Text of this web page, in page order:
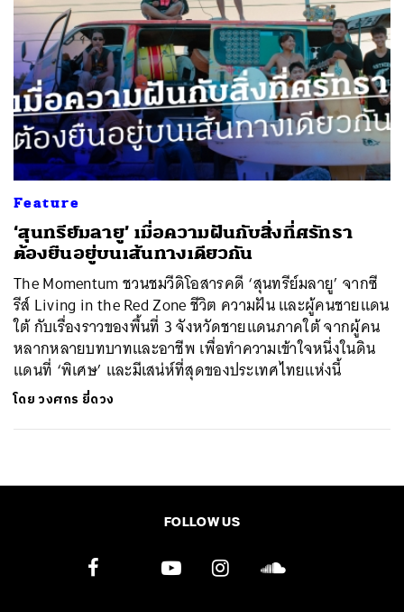
Feature
‘สุนทรีย์มลายู’ เมื่อความฝันกับสิ่งที่ศรัทธา
ต้องยืนอยู่บนเส้นทางเดียวกัน
The Momentum ชวนชมวีดิโอสารคดี ‘สุนทรีย์มลายู’ จากซี
รีส์ Living in the Red Zone ชีวิต ความฝัน และผู้คนชายแดน
ใต้ กับเรื่องราวของพื้นที่ 3 จังหวัดชายแดนภาคใต้ จากผู้คน
หลากหลายบทบาทและอาชีพ เพื่อทำความเข้าใจหนึ่งในดิน
แดนที่ ‘พิเศษ’ และมีเสน่ห์ที่สุดของประเทศไทยแห่งนี้
โดยวงศกร ยี่ดวง
FOLLOW US